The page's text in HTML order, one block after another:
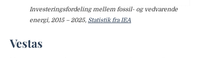
Investeringsfordeling mellem fossil- og vedvarende
energi, 2015 – 2025, Statistik fra IEA
Vestas